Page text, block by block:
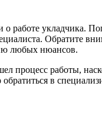
работе
Обратите
любых нюансов.
процесс работы,
в